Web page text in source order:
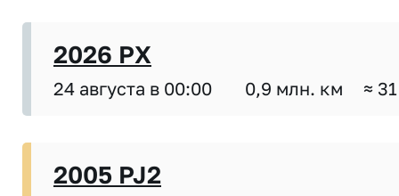
2026 PX
24 августа в 00:00 0,9 млн. км ≈
2005 PJ2